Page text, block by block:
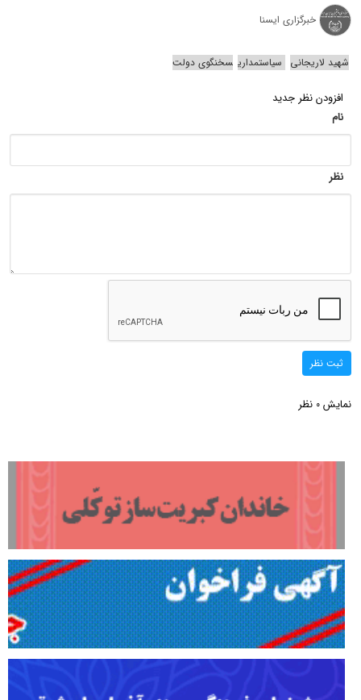
خبرگزاری ایسنا
شهید لاریجانی سیاستمداری سخنگوی دولت
افزودن نظر جدید
نام
نظر
ثبت نظر
نمایش 0 نظر